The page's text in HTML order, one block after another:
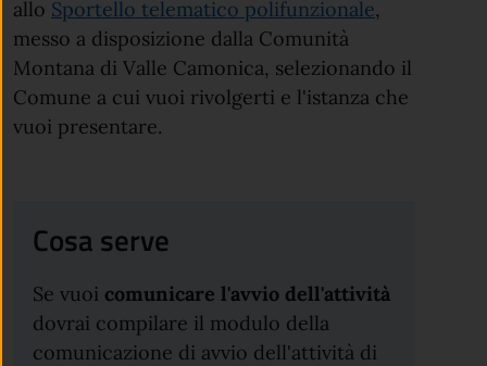
allo Sportello telematico polifunzionale,
messo a disposizione dalla Comunità
Montana di Valle Camonica, selezionando il
Comune a cui vuoi rivolgerti e l'istanza che
vuoi presentare.
Cosa serve
Se vuoi comunicare l'avvio dell'attività
dovrai compilare il modulo della
comunicazione di avvio dell'attività di